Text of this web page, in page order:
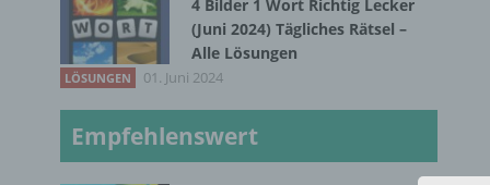
4 Bilder 1 Wort Richtig Lecker
(Juni 2024) Tägliches Rätsel –
Alle Lösungen
LÖSUNGEN 01. Juni 2024
Empfehlenswert